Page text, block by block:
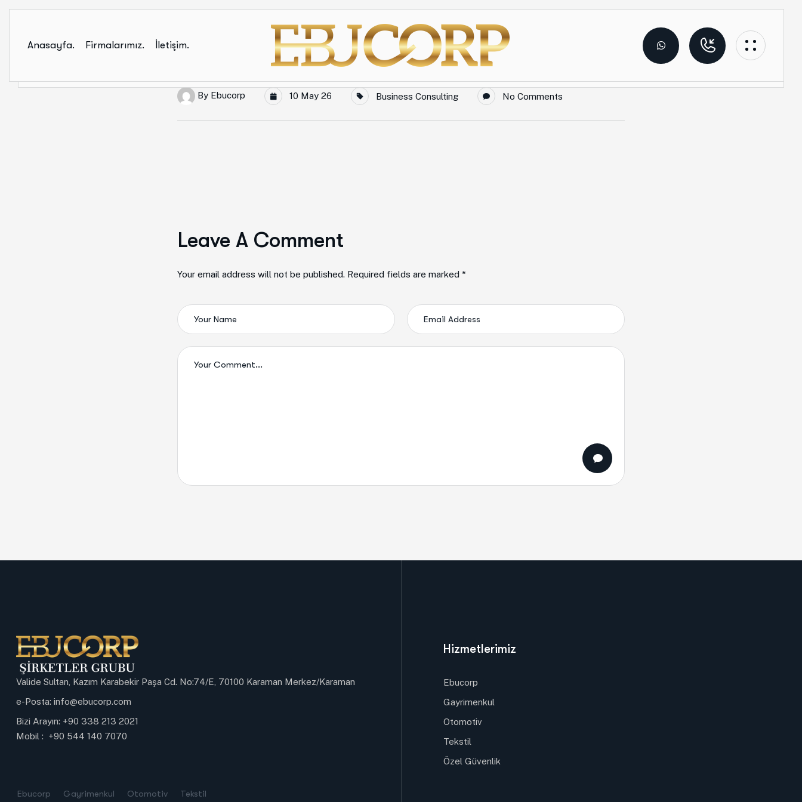
Anasayfa. Firmalarımız. İletişim.
By Ebucorp 10 May 26 Business Consulting No Comments
Leave A Comment
Your email address will not be published. Required fields are marked *
Valide Sultan, Kazım Karabekir Paşa Cd. No:74/E, 70100 Karaman Merkez/Karaman
e-Posta: info@ebucorp.com
Bizi Arayın: +90 338 213 2021
Mobil : +90 544 140 7070
Ebucorp Gayrimenkul Otomotiv Tekstil
Hizmetlerimiz
Ebucorp
Gayrimenkul
Otomotiv
Tekstil
Özel Güvenlik